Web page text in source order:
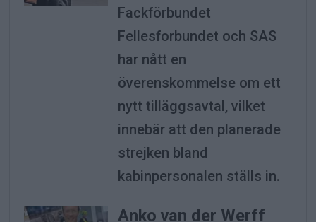
Fackförbundet
Fellesforbundet och SAS
har nått en
överenskommelse om ett
nytt tilläggsavtal, vilket
innebär att den planerade
strejken bland
kabinpersonalen ställs in.
Anko van der Werff